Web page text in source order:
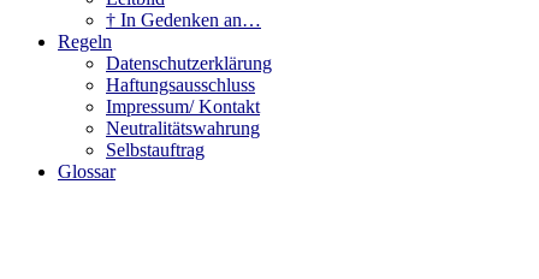
† In Gedenken an…
Regeln
Datenschutzerklärung
Haftungsausschluss
Impressum/ Kontakt
Neutralitätswahrung
Selbstauftrag
Glossar